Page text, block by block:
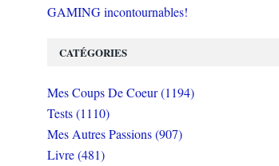
GAMING incontournables!
CATÉGORIES
Mes Coups De Coeur (1194)
Tests (1110)
Mes Autres Passions (907)
Livre (481)